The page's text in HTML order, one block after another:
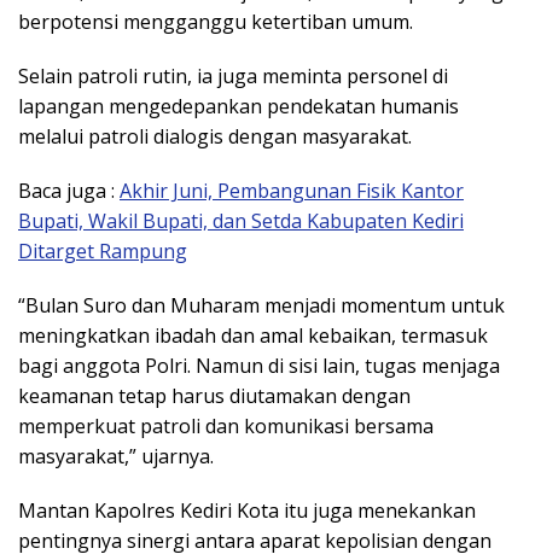
berpotensi mengganggu ketertiban umum.
Selain patroli rutin, ia juga meminta personel di
lapangan mengedepankan pendekatan humanis
melalui patroli dialogis dengan masyarakat.
Baca juga : Akhir Juni, Pembangunan Fisik Kantor
Bupati, Wakil Bupati, dan Setda Kabupaten Kediri
Ditarget Rampung
“Bulan Suro dan Muharam menjadi momentum untuk
meningkatkan ibadah dan amal kebaikan, termasuk
bagi anggota Polri. Namun di sisi lain, tugas menjaga
keamanan tetap harus diutamakan dengan
memperkuat patroli dan komunikasi bersama
masyarakat,” ujarnya.
Mantan Kapolres Kediri Kota itu juga menekankan
pentingnya sinergi antara aparat kepolisian dengan